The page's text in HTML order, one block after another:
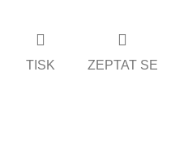
TISK ZEPTAT SE